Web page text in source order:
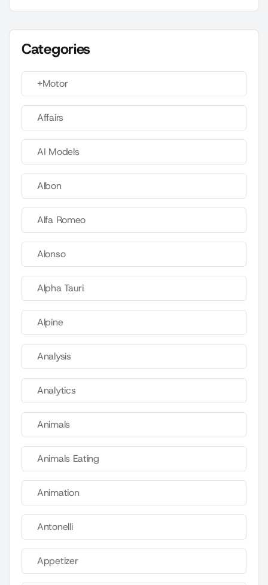
Categories
+Motor
Affairs
AI Models
Albon
Alfa Romeo
Alonso
Alpha Tauri
Alpine
Analysis
Analytics
Animals
Animals Eating
Animation
Antonelli
Appetizer